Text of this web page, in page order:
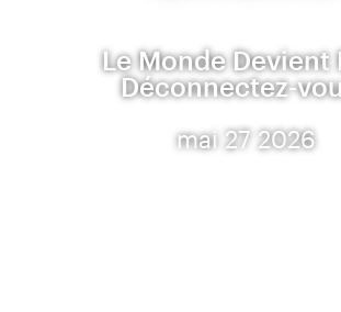
Le Monde Devient
Déconnectez-
mai 27 2026